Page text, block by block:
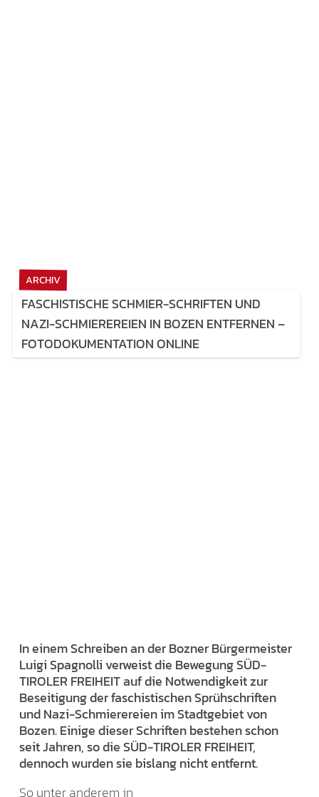
ARCHIV
FASCHISTISCHE SCHMIER-SCHRIFTEN UND
NAZI-SCHMIEREREIEN IN BOZEN ENTFERNEN –
FOTODOKUMENTATION ONLINE
In einem Schreiben an der Bozner Bürgermeister
Luigi Spagnolli verweist die Bewegung SÜD-
TIROLER FREIHEIT auf die Notwendigkeit zur
Beseitigung der faschistischen Sprühschriften
und Nazi-Schmierereien im Stadtgebiet von
Bozen. Einige dieser Schriften bestehen schon
seit Jahren, so die SÜD-TIROLER FREIHEIT,
dennoch wurden sie bislang nicht entfernt.
So unter anderem in